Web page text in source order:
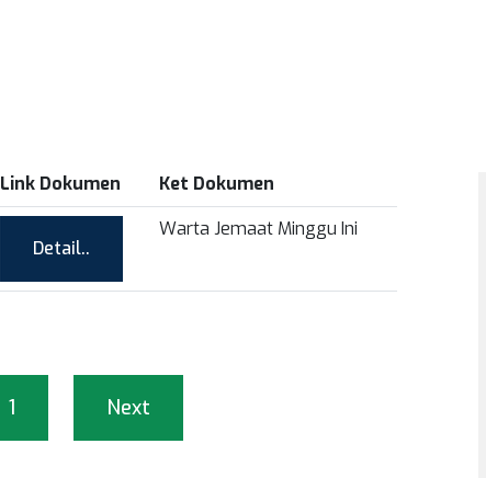
Link Dokumen
Ket Dokumen
Detail..
Warta Jemaat Minggu Ini
1 Next